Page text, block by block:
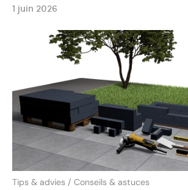
1 juin 2026
Tips & advies / Conseils & astuces